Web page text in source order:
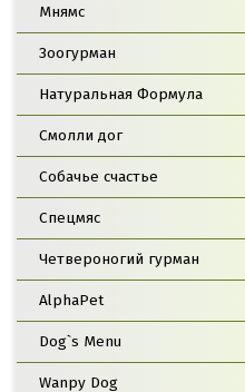
Мнямс
Зоогурман
Натуральная Формула
Смолли дог
Собачье счастье
Спецмяс
Четвероногий гурман
AlphaPet
Dog`s Menu
Wanpy Dog